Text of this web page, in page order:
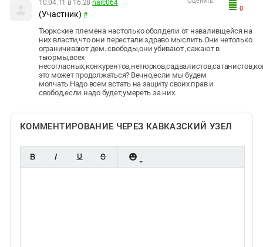
0
10.04.11 в 16:28 narc064
(Участник) #
Тюркские племена настолько оболдели от наваливщейся на
них власти,что они перестали здраво мыслить.Они нетолько
ограничивают дем. свободы,они убивают ,сажают в
тьюрмы,всех
это может продолжаться? Вечно,если мы будем
молчать.Надо всем встать на защиту своих прав и
свобод,если надо будет,умереть за них.
КОММЕНТИРОВАНИЕ ЧЕРЕЗ КАВКАЗСКИЙ УЗЕЛ